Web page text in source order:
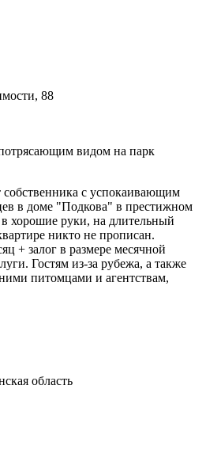
88
видом на парк
собственника с успокаивающим
в доме "Подкова" в престижном
хорошие руки, на длительный
никто не прописан.
+ залог в размере месячной
Гостям из-за рубежа, а также
питомцами и агентствам,
область